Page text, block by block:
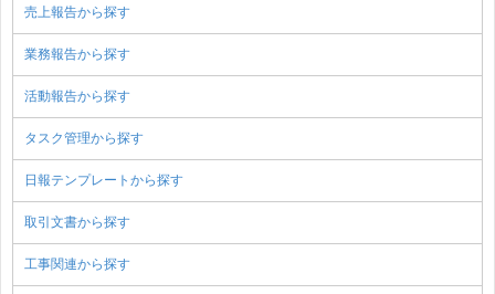
売上報告から探す
業務報告から探す
活動報告から探す
タスク管理から探す
日報テンプレートから探す
取引文書から探す
工事関連から探す